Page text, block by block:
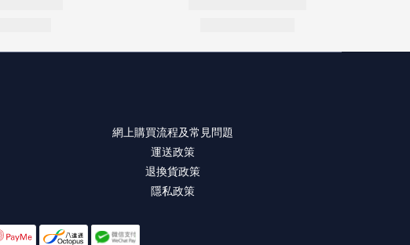
網上購買流程及常見問題
運送政策
退換貨政策
隱私政策